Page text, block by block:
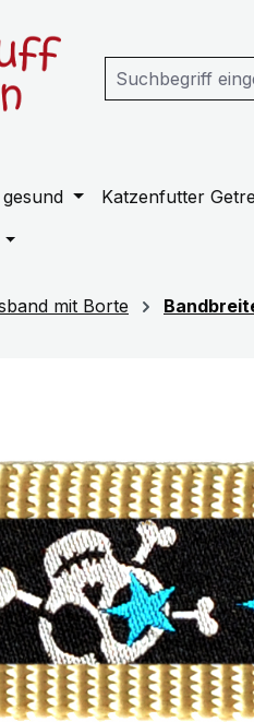
Katzenfutter
mit Borte